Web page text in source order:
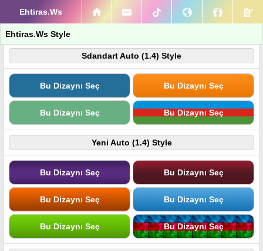
Ehtiras.Ws
Ehtiras.Ws Style
Sdandart Auto (1.4) Style
Bu Dizaynı Seç Bu Dizaynı Seç
Bu Dizaynı Seç Bu Dizaynı Seç
Yeni Auto (1.4) Style
Bu Dizaynı Seç Bu Dizaynı Seç
Bu Dizaynı Seç Bu Dizaynı Seç
Bu Dizaynı Seç Bu Dizaynı Seç